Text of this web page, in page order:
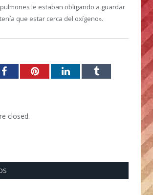
le estaban obligando a guardar
que estar cerca del oxígeno».
FacebookPinterestLinkedInTumblr
closed.